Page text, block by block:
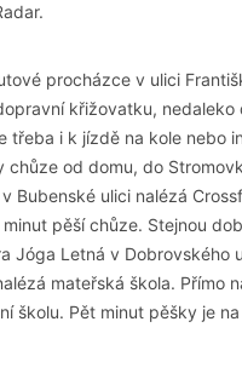
procházce v ulici
křižovatku, nedaleko
i k jízdě na kole nebo
chůze od domu, do
Bubenské ulici nalézá
pěší chůze. Stejnou
Jóga Letná v Dobrovského
mateřská škola. Přímo
školu. Pět minut pěšky je